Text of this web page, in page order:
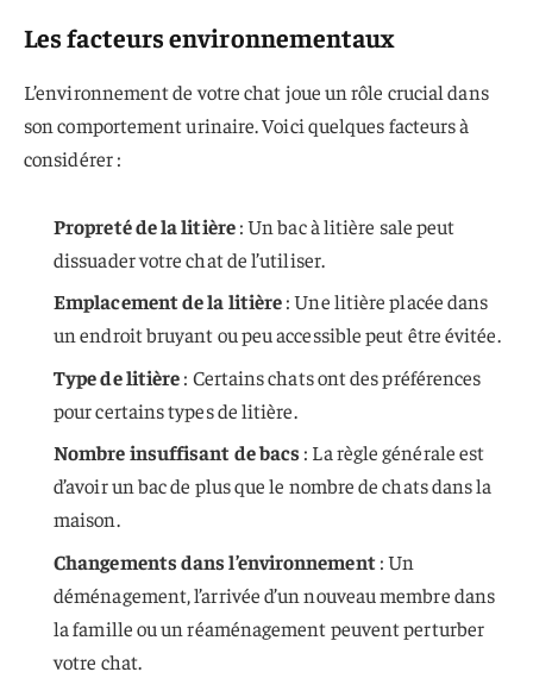
Les facteurs environnementaux
L’environnement de votre chat joue un rôle crucial dans
son comportement urinaire. Voici quelques facteurs à
considérer :
Propreté de la litière: Un bac à litière sale peut
dissuader votre chat de l’utiliser.
Emplacement de la litière: Une litière placée dans
un endroit bruyant ou peu accessible peut être évitée.
Type de litière: Certains chats ont des préférences
pour certains types de litière.
Nombre insuffisant de bacs : La règle générale est
d’avoir un bac de plus que le nombre de chats dans la
maison.
Changements dans l’environnement : Un
déménagement, l’arrivée d’un nouveau membre dans
la famille ou un réaménagement peuvent perturber
votre chat.